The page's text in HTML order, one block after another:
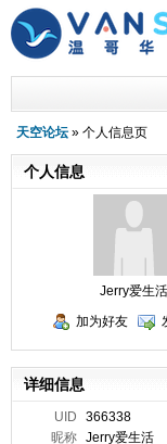
天空论坛 » 个人信息页
个人信息
Jerry爱生活
加为好友
详细信息
UID
366338
昵称 Jerry爱生活